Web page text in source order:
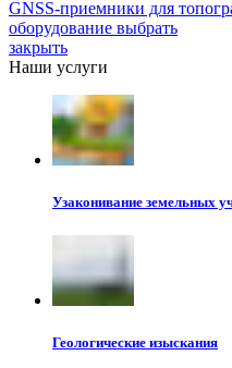
GNSS-приемники для
оборудование выбрать
закрыть
Наши услуги
Узаконивание земельных
Геологические изыскания